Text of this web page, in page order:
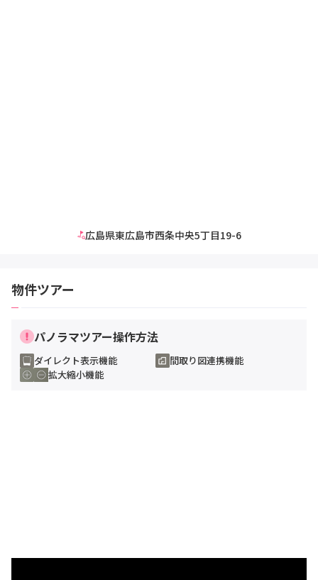
広島県東広島市西条中央5丁目19-6
物件ツアー
パノラマツアー操作方法
ダイレクト表示機能
間取り図連携機能
拡大縮小機能